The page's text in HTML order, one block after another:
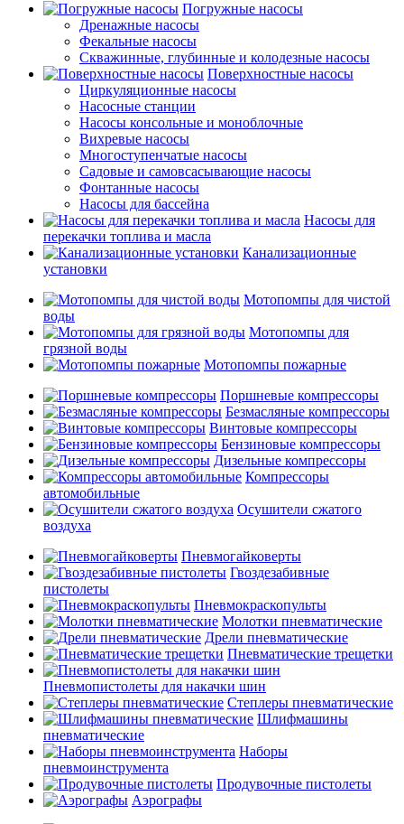
Погружные насосы
Дренажные насосы
Фекальные насосы
Скважинные, глубинные и колодезные насосы
Поверхностные насосы
Циркуляционные насосы
Насосные станции
Насосы консольные и моноблочные
Вихревые насосы
Многоступенчатые насосы
Садовые и самовсасывающие насосы
Фонтанные насосы
Насосы для бассейна
Насосы для
перекачки топлива и масла
Канализационные
установки
Мотопомпы для чистой
воды
Мотопомпы для
грязной воды
Мотопомпы пожарные
Поршневые компрессоры
Безмасляные компрессоры
Винтовые компрессоры
Бензиновые компрессоры
Дизельные компрессоры
Компрессоры
автомобильные
Осушители сжатого
воздуха
Пневмогайковерты
Гвоздезабивные
пистолеты
Пневмокраскопульты
Молотки пневматические
Дрели пневматические
Пневматические трещетки
Пневмопистолеты для накачки шин
Степлеры пневматические
Шлифмашины
пневматические
Наборы
пневмоинструмента
Продувочные пистолеты
Аэрографы